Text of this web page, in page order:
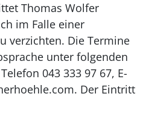
Thomas Wolfer
im Falle einer
verzichten. Die Termine
unter folgenden
043 333 97 67, E-
Der Eintritt